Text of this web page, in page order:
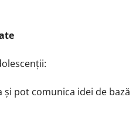
și pot comunica idei de bază